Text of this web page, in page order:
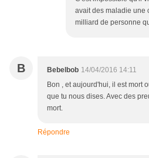
avait des maladie une
milliard de personne
B Bebelbob 14/04/2016 14:11
Bon , et aujourd'hui, il est mort
que tu nous dises. Avec des
mort.
Répondre